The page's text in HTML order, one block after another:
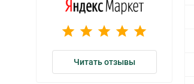
Читать отзывы